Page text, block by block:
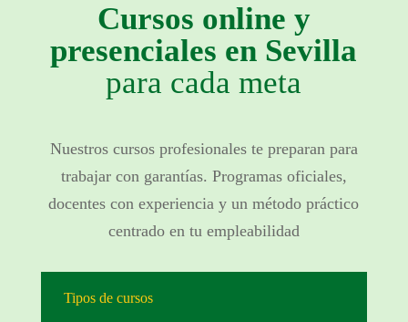
Cursos online y
presenciales en Sevilla
para cada meta
Nuestros cursos profesionales te preparan para
trabajar con garantías. Programas oficiales,
docentes con experiencia y un método práctico
centrado en tu empleabilidad
Tipos de cursos